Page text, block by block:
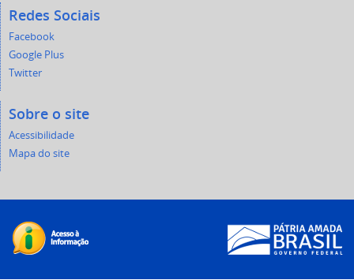
Redes Sociais
Facebook
Google Plus
Twitter
Sobre o site
Acessibilidade
Mapa do site